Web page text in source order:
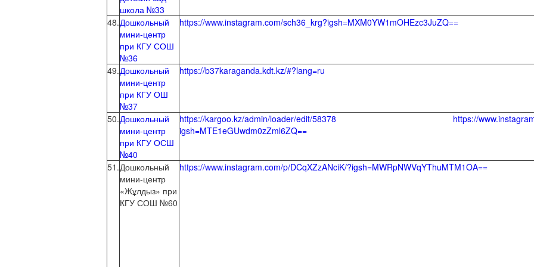
школа №33
48.Дошкольный
мини-центр
при КГУ СОШ
№36
https://www.instagram.com/sch36_krg?igsh=MXM0YW1mOHEzc3JuZQ==
49.Дошкольный
мини-центр
при КГУ ОШ
№37
https://b37karaganda.kdt.kz/#?lang=ru
50.Дошкольный
мини-центр
при КГУ ОСШ
№40
https://kargoo.kz/admin/loader/edit/58378 https://
igsh=MTE1eGUwdm0zZml6ZQ==
51.Дошкольный
мини-центр
«Жұлдыз» при
КГУ СОШ №60
https://www.instagram.com/p/DCqXZzANciK/?igsh=MWRpNWVqYThuMTM1OA==